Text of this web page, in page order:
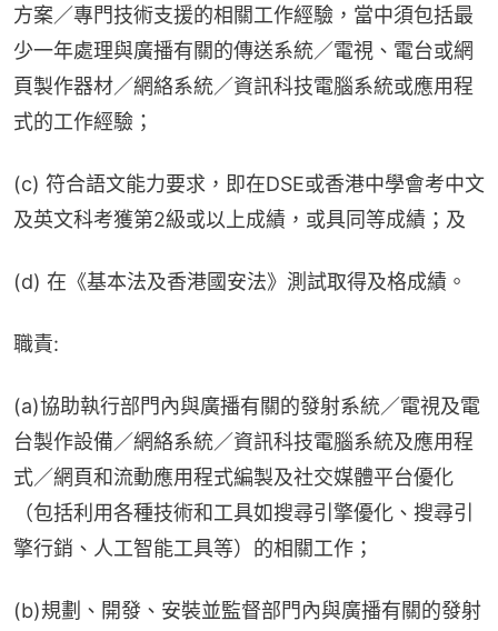
方案／專門技術支援的相關工作經驗，當中須包括最
少一年處理與廣播有關的傳送系統／電視、電台或網
頁製作器材／網絡系統／資訊科技電腦系統或應用程
式的工作經驗；
(c) 符合語文能力要求，即在DSE或香港中學會考中文
及英文科考獲第2級或以上成績，或具同等成績；及
(d) 在《基本法及香港國安法》測試取得及格成績。
職責:
(a)協助執行部門內與廣播有關的發射系統／電視及電
台製作設備／網絡系統／資訊科技電腦系統及應用程
式／網頁和流動應用程式編製及社交媒體平台優化
（包括利用各種技術和工具如搜尋引擎優化、搜尋引
擎行銷、人工智能工具等）的相關工作；
(b)規劃、開發、安裝並監督部門內與廣播有關的發射